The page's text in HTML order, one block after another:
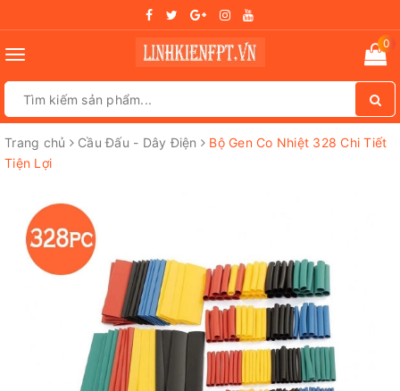
Toggle
0
Trang chủ Cầu Đấu - Dây Điện
Bộ Gen Co Nhiệt 328 Chi Tiết
Tiện Lợi